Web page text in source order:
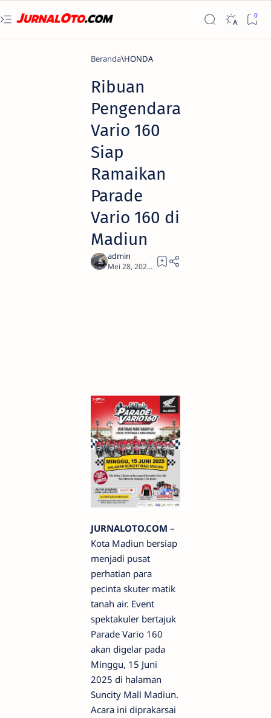
Beranda HONDA
Ribuan
Pengendara
Vario 160
Siap
Ramaikan
Parade
Vario 160 di
Madiun
1
JURNALOTO.COM –
Kota Madiun bersiap
menjadi pusat
perhatian para
pecinta skuter matik
tanah air. Event
spektakuler bertajuk
Parade Vario 160
akan digelar pada
Minggu, 15 Juni
2025 di halaman
Suncity Mall Madiun.
Acara ini diprakarsai